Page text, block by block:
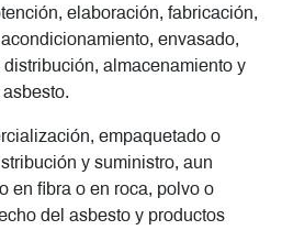
elaboración, fabricación,
envasado,
almacenamiento y
empaquetado o
y suministro, aun
en fibra o en roca, polvo o
del asbesto y productos